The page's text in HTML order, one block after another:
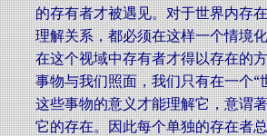
的存有者才被遇见。对于世界内存
理解关系，都必须在这样一个情境
在这个视域中存有者才得以存在的
事物与我们照面，我们只有在一个“
这些事物的意义才能理解它，意谓
它的存在。因此每个单独的存在者